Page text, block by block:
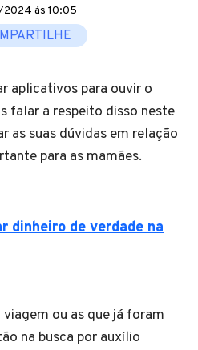
ás 10:05
aplicativos para ouvir o
falar a respeito disso neste
as suas dúvidas em relação
para as mamães.
dinheiro de verdade na
ou as que já foram
na busca por auxílio